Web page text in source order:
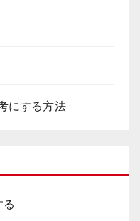
にする方法
る